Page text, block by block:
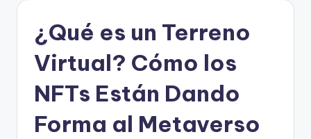
¿Qué es un Terreno
Virtual? Cómo los
NFTs Están Dando
Forma al Metaverso